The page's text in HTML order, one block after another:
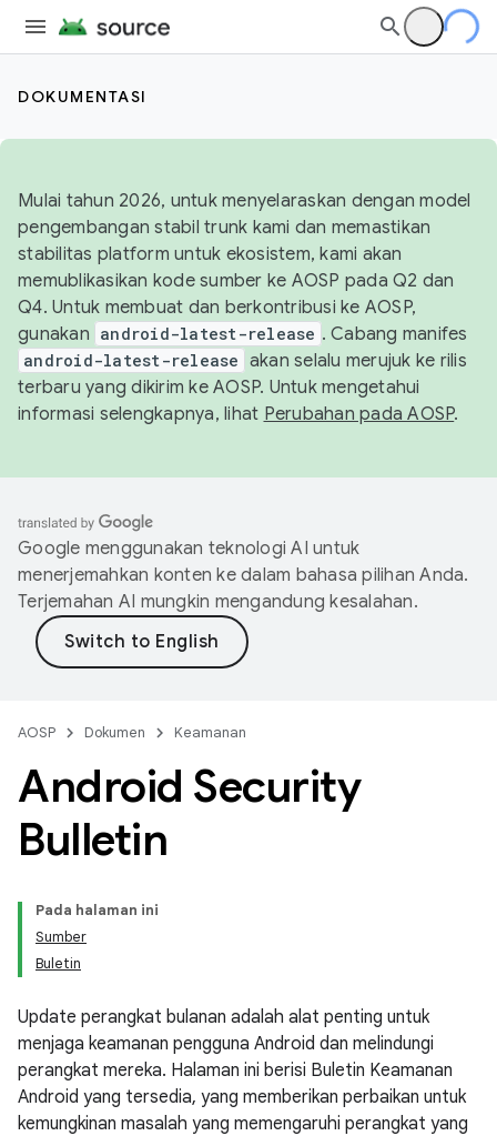
DOKUMENTASI
Mulai tahun 2026, untuk menyelaraskan dengan model
pengembangan stabil trunk kami dan memastikan
stabilitas platform untuk ekosistem, kami akan
memublikasikan kode sumber ke AOSP pada Q2 dan
Q4. Untuk membuat dan berkontribusi ke AOSP,
gunakan android-latest-release . Cabang manifes
android-latest-release akan selalu merujuk ke rilis
terbaru yang dikirim ke AOSP. Untuk mengetahui
informasi selengkapnya, lihat Perubahan pada AOSP.
Google menggunakan teknologi AI untuk
menerjemahkan konten ke dalam bahasa pilihan Anda.
Terjemahan AI mungkin mengandung kesalahan.
AOSP Dokumen Keamanan
Android Security
Bulletin
Pada halaman ini
Sumber
Buletin
Update perangkat bulanan adalah alat penting untuk
menjaga keamanan pengguna Android dan melindungi
perangkat mereka. Halaman ini berisi Buletin Keamanan
Android yang tersedia, yang memberikan perbaikan untuk
kemungkinan masalah yang memengaruhi perangkat yang